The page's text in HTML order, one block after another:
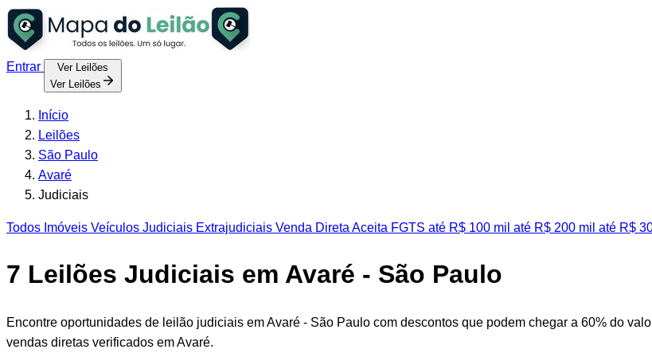
Entrar
Ver Leilões
Ver Leilões
Início
Leilões
São Paulo
Avaré
Judiciais
Todos Imóveis Veículos Judiciais Extrajudiciais Venda Direta Aceita FGTS até R$ 100 mil até R$ 200 mil até R$
7 Leilões Judiciais em Avaré - São Paulo
Encontre oportunidades de leilão judiciais em Avaré - São Paulo com descontos que podem chegar a 60% do
vendas diretas verificados em Avaré.